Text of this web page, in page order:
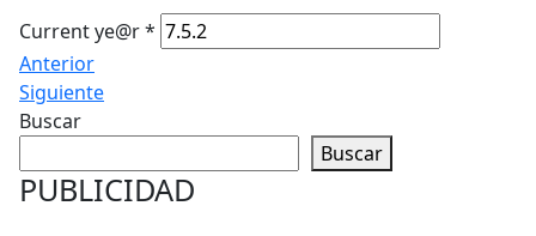
Current ye@r*
Anterior
Siguiente
Buscar
Buscar
PUBLICIDAD